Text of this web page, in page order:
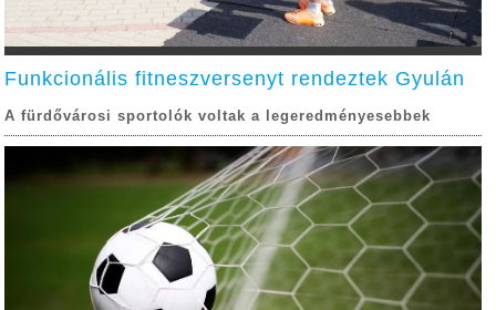
Funkcionális fitneszversenyt rendeztek Gyulán
A fürdővárosi sportolók voltak a legeredményesebbek